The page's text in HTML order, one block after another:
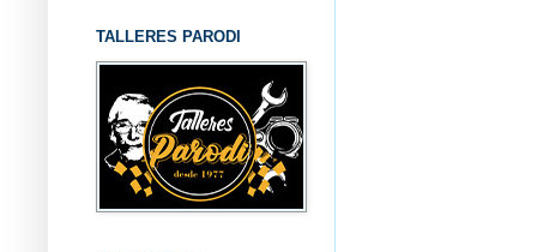
TALLERES PARODI